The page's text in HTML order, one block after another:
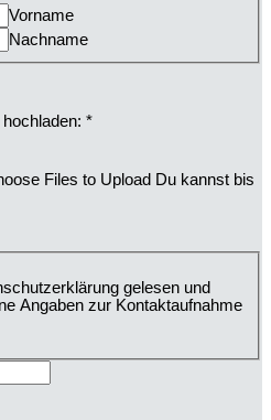
Vorname
Nachname
*
Files to Upload Du kannst bis
gelesen und
Angaben zur Kontaktaufnahme